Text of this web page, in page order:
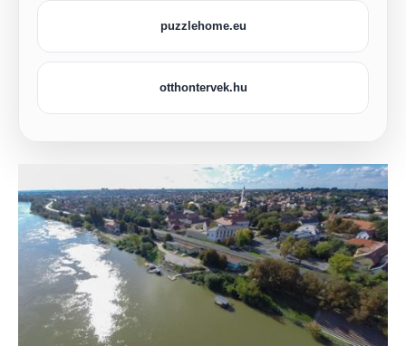
puzzlehome.eu
otthontervek.hu